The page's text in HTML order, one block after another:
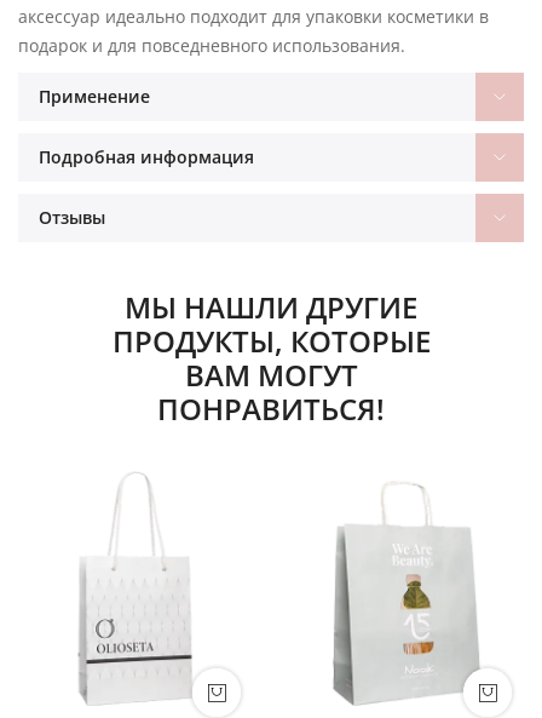
аксессуар идеально подходит для упаковки косметики в
подарок и для повседневного использования.
Применение
Подробная информация
Отзывы
МЫ НАШЛИ ДРУГИЕ
ПРОДУКТЫ, КОТОРЫЕ
ВАМ МОГУТ
ПОНРАВИТЬСЯ!